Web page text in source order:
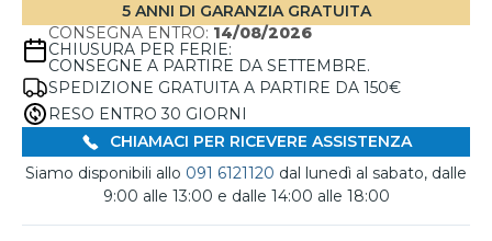
5 ANNI DI GARANZIA GRATUITA
CONSEGNA ENTRO: 14/08/2026
CHIUSURA PER FERIE:
CONSEGNE A PARTIRE DA SETTEMBRE.
SPEDIZIONE GRATUITA A PARTIRE DA 150€
RESO ENTRO 30 GIORNI
CHIAMACI PER RICEVERE ASSISTENZA
Siamo disponibili allo 091 6121120 dal lunedì al sabato, dalle
9:00 alle 13:00 e dalle 14:00 alle 18:00